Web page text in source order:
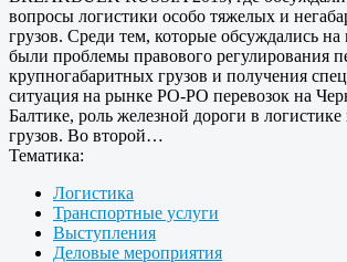
вопросы логистики особо тяжелых и
грузов. Среди тем, которые обсуждались
были проблемы правового регулирования
крупногабаритных грузов и получения
ситуация на рынке РО-РО перевозок на
Балтике, роль железной дороги в
грузов. Во второй…
Тематика:
Логистика
Транспортные услуги
Выступления
Деловые мероприятия